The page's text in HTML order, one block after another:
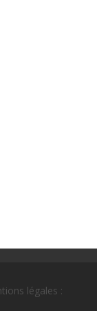
légales :